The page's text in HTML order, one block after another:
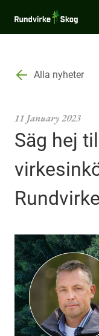
Rundvirke
Skog
Alla nyheter
11 January 2023
Säg hej